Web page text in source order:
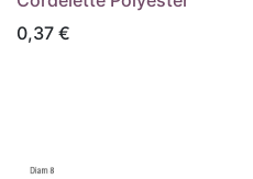
0,37 €